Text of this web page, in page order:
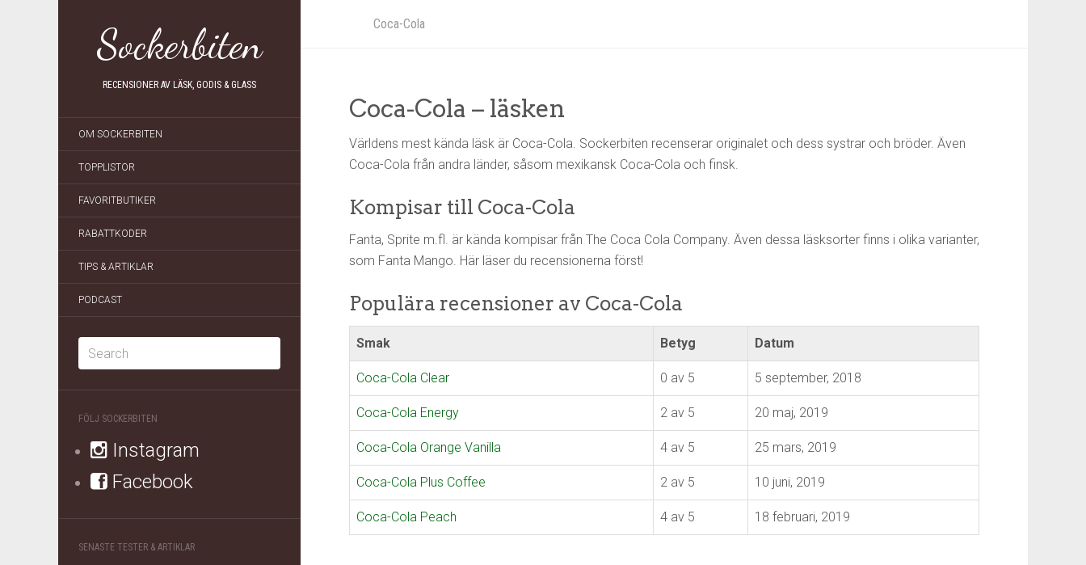
Sockerbiten
RECENSIONER AV LÄSK, GODIS & GLASS
OM SOCKERBITEN
TOPPLISTOR
FAVORITBUTIKER
RABATTKODER
TIPS & ARTIKLAR
PODCAST
FÖLJ SOCKERBITEN
Instagram
Facebook
SENASTE TESTER & ARTIKLAR
Coca-Cola
Coca-Cola – läsken
Världens mest kända läsk är Coca-Cola. Sockerbiten recenserar originalet och dess systrar och bröder. Även
Coca-Cola från andra länder, såsom mexikansk Coca-Cola och finsk.
Kompisar till Coca-Cola
Fanta, Sprite m.fl. är kända kompisar från The Coca Cola Company. Även dessa läsksorter finns i olika varianter,
som Fanta Mango. Här läser du recensionerna först!
Populära recensioner av Coca-Cola
Smak Betyg Datum
Coca-Cola Clear 0 av 5 5 september, 2018
Coca-Cola Energy 2 av 5 20 maj, 2019
Coca-Cola Orange Vanilla 4 av 5 25 mars, 2019
Coca-Cola Plus Coffee 2 av 5 10 juni, 2019
Coca-Cola Peach 4 av 5 18 februari, 2019